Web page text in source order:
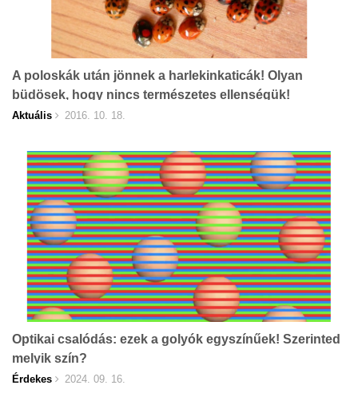
A poloskák után jönnek a harlekinkaticák! Olyan
büdösek, hogy nincs természetes ellenségük!
Aktuális 2016. 10. 18.
Optikai csalódás: ezek a golyók egyszínűek! Szerinted
melyik szín?
Érdekes 2024. 09. 16.